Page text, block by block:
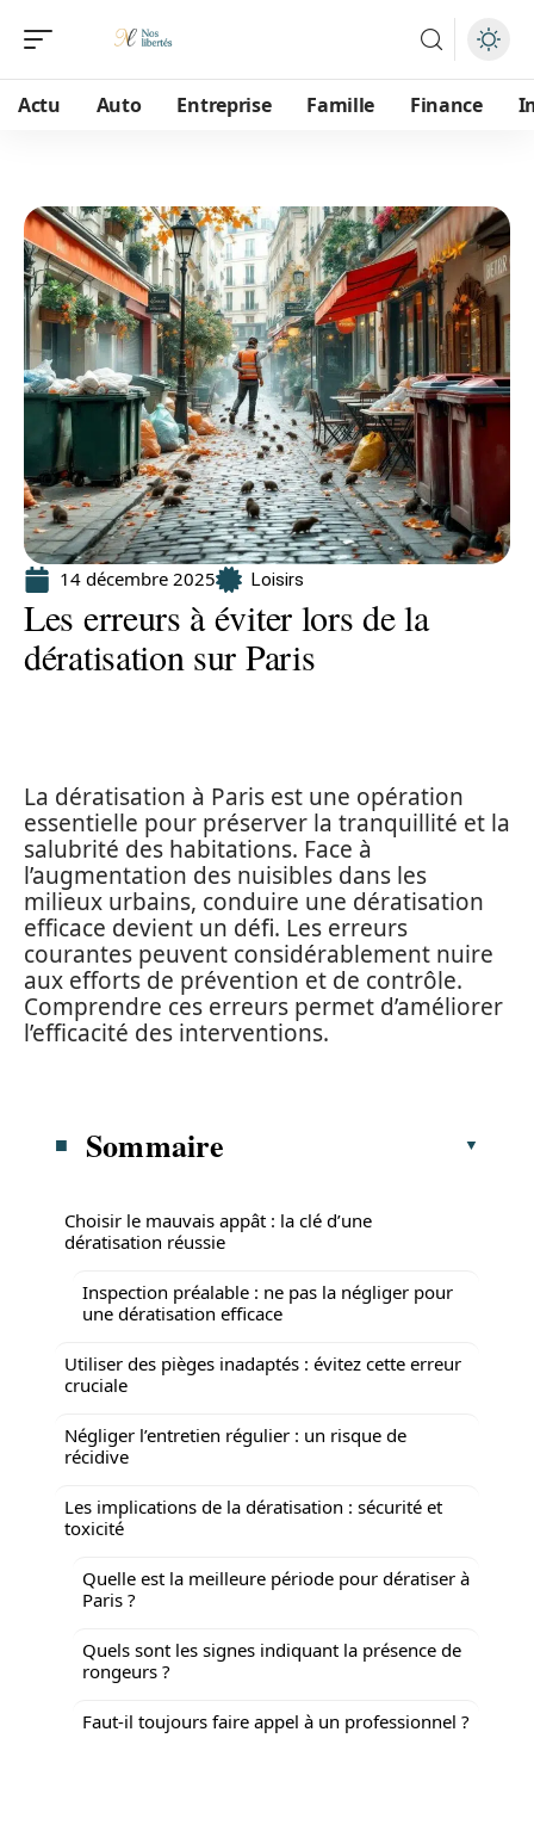
Actu Auto Entreprise Famille Finance
14 décembre 2025 Loisirs
Les erreurs à éviter lors de la
dératisation sur Paris
La dératisation à Paris est une opération
essentielle pour préserver la tranquillité et la
salubrité des habitations. Face à
l’augmentation des nuisibles dans les
milieux urbains, conduire une dératisation
efficace devient un défi. Les erreurs
courantes peuvent considérablement nuire
aux efforts de prévention et de contrôle.
Comprendre ces erreurs permet d’améliorer
l’efficacité des interventions.
Sommaire
Choisir le mauvais appât : la clé d’une
dératisation réussie
Inspection préalable : ne pas la négliger pour
une dératisation efficace
Utiliser des pièges inadaptés : évitez cette erreur
cruciale
Négliger l’entretien régulier : un risque de
récidive
Les implications de la dératisation : sécurité et
toxicité
Quelle est la meilleure période pour dératiser à
Paris ?
Quels sont les signes indiquant la présence de
rongeurs ?
Faut-il toujours faire appel à un professionnel ?